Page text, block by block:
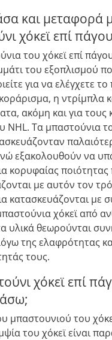
και μεταφορά
χόκεϊ επί πάγου
του χόκεϊ επί
του εξοπλισμού
για να ελέγχετε
η ντρίμπλα
ακόμη και για τους
NHL. Τα μπαστούνια
εξακολουθούν να
κορυφαίας ποιότητας
με αυτόν τον
κατασκευάζονται με
χόκεϊ από
υλικά θεωρούνται
της ελαφρότητας
τους.
χόκεϊ επί
μπαστουνιού του
του χόκεϊ είναι